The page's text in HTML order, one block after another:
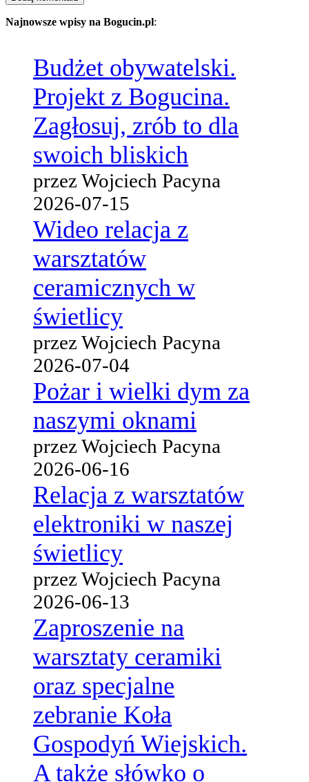
Najnowsze wpisy na Bogucin.pl:
Budżet obywatelski.
Projekt z Bogucina.
Zagłosuj, zrób to dla
swoich bliskich
przez Wojciech Pacyna
2026-07-15
Wideo relacja z
warsztatów
ceramicznych w
świetlicy
przez Wojciech Pacyna
2026-07-04
Pożar i wielki dym za
naszymi oknami
przez Wojciech Pacyna
2026-06-16
Relacja z warsztatów
elektroniki w naszej
świetlicy
przez Wojciech Pacyna
2026-06-13
Zaproszenie na
warsztaty ceramiki
oraz specjalne
zebranie Koła
Gospodyń Wiejskich.
A także słówko o